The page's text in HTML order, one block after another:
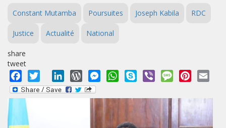
Constant Mutamba Poursuites Joseph Kabila RDC
Justice Actualité National
share
tweet
Facebook
Twitter LinkedInWordPressMessengerWhatsApp
Skype Viber MessagePinterest